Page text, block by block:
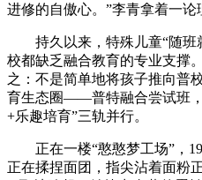
进修的自傲心。”李青拿着一论
持久以来，特殊儿童“随班
校都缺乏融合教育的专业支撑
之：不是简单地将孩子推向普
育生态圈——普特融合尝试班
+乐趣培育”三轨并行。
正在一楼“憨憨梦工场”，19
正在揉捏面团，指尖沾着面粉